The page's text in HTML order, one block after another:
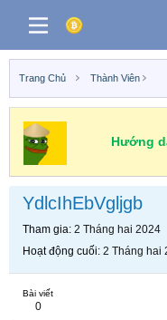
Trang Chủ Thành Viên
Hướng
YdlcIhEbVgljgb
Tham gia 2 Tháng hai 2024
Hoạt động cuối 2 Tháng hai
Bài viết
0